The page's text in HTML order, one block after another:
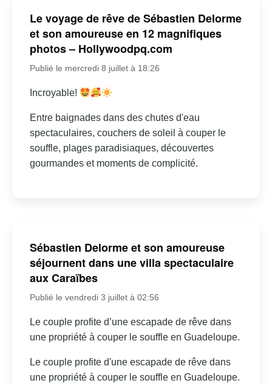
Le voyage de rêve de Sébastien Delorme
et son amoureuse en 12 magnifiques
photos – Hollywoodpq.com
Publié le mercredi 8 juillet à 18:26
Incroyable!
Entre baignades dans des chutes d'eau
spectaculaires, couchers de soleil à couper le
souffle, plages paradisiaques, découvertes
gourmandes et moments de complicité.
Sébastien Delorme et son amoureuse
séjournent dans une villa spectaculaire
aux Caraïbes
Publié le vendredi 3 juillet à 02:56
Le couple profite d’une escapade de rêve dans
une propriété à couper le souffle en Guadeloupe.
Le couple profite d'une escapade de rêve dans
une propriété à couper le souffle en Guadeloupe.